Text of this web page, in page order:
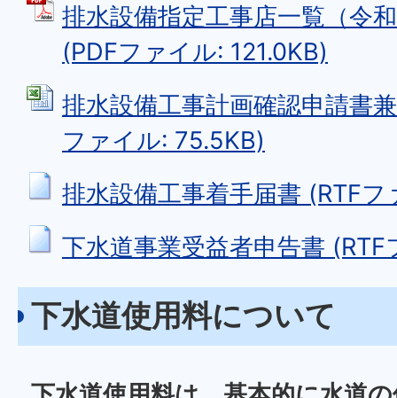
排水設備指定工事店一覧（令
(PDFファイル: 121.0KB)
排水設備工事計画確認申請書
ファイル: 75.5KB)
排水設備工事着手届書 (RTF
下水道事業受益者申告書
下水道使用料について